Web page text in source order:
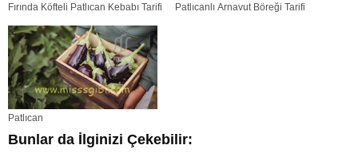
Fırında Köfteli Patlıcan Kebabı Tarifi Patlıcanlı Arnavut Böreği Tarifi
Patlıcan
Bunlar da İlginizi Çekebilir: